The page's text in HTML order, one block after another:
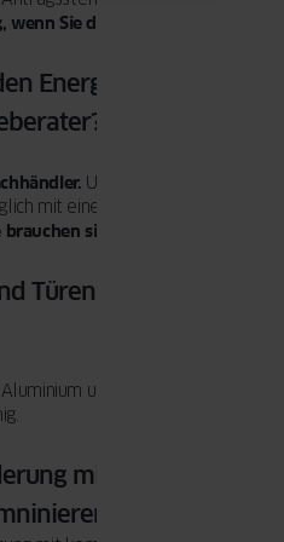
wenn Sie die Förderung erhalten!
Energie-Effizienz-
Unsere OKNOPLAST
mit einem Energie-
brauchen sich um nichts kümmern!
Türen aus Aluminium
unserer
mit anderen